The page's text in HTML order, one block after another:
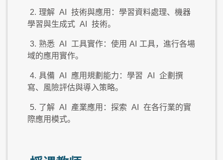
2. 理解 AI
技術與應用：學習資料處理、機器
學習與生成式 AI 技術。
3. 熟悉 AI 工具實作：使用 AI
工具，進行各場
域的應用實作。
4. 具備 AI 應用規劃能力：學習 AI
企劃撰
寫、風險評估與導入策略。
5. 了解 AI 產業應用：探索 AI
在各行業的實
際應用模式。